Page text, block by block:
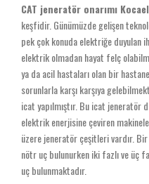
CAT jeneratör onarımı
keşfidir. Günümüzde gelişen
pek çok konuda elektriğe duyulan
elektrik olmadan hayat felç
ya da acil hastaları olan bir
sorunlarla karşı karşıya
icat yapılmıştır. Bu icat jeneratör
elektrik enerjisine çeviren
üzere jeneratör çeşitleri vardır.
nötr uç bulunurken iki fazlı ve üç
uç bulunmaktadır.